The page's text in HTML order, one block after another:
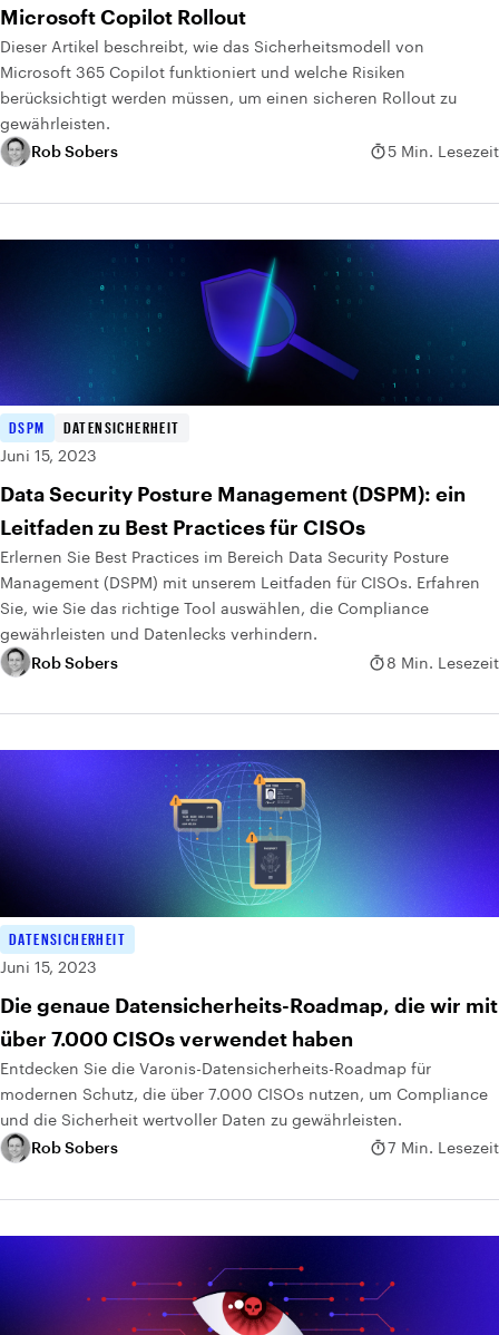
Microsoft Copilot Rollout
Dieser Artikel beschreibt, wie das Sicherheitsmodell von
Microsoft 365 Copilot funktioniert und welche Risiken
berücksichtigt werden müssen, um einen sicheren Rollout zu
gewährleisten.
Rob Sobers
5 Min. Lesezeit
DSPM
DATENSICHERHEIT
Juni 15, 2023
Data Security Posture Management (DSPM): ein
Leitfaden zu Best Practices für CISOs
Erlernen Sie Best Practices im Bereich Data Security Posture
Management (DSPM) mit unserem Leitfaden für CISOs. Erfahren
Sie, wie Sie das richtige Tool auswählen, die Compliance
gewährleisten und Datenlecks verhindern.
Rob Sobers
8 Min. Lesezeit
DATENSICHERHEIT
Juni 15, 2023
Die genaue Datensicherheits-Roadmap, die wir mit
über 7.000 CISOs verwendet haben
Entdecken Sie die Varonis-Datensicherheits-Roadmap für
modernen Schutz, die über 7.000 CISOs nutzen, um Compliance
und die Sicherheit wertvoller Daten zu gewährleisten.
Rob Sobers
7 Min. Lesezeit